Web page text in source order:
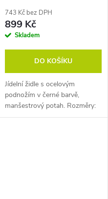
743 Kč bez DPH
899 Kč
Skladem
DO KOŠÍKU
Jídelní židle s ocelovým
podnožím v černé barvě,
manšestrový potah. Rozměry:
51 x 45 x 86 cm (h x š x v).